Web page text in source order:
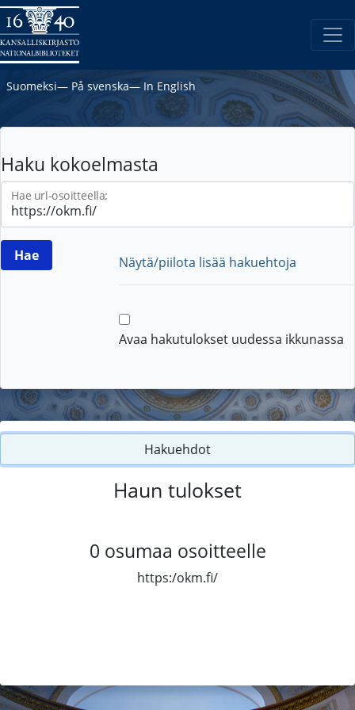
Suomeksi― På svenska― In English
Haku kokoelmasta
Hae url-osoitteella:
Näytä/piilota lisää hakuehtoja
Avaa hakutulokset uudessa ikkunassa
Hakuehdot
Haun tulokset
0 osumaa osoitteelle
https:/okm.fi/